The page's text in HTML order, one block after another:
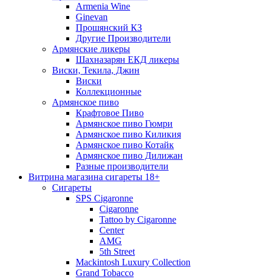
Armenia Wine
Ginevan
Прошянский КЗ
Другие Производители
Армянские ликеры
Шахназарян ЕКД ликеры
Виски, Текила, Джин
Виски
Коллекционные
Армянское пиво
Крафтовое Пиво
Армянское пиво Гюмри
Армянское пиво Киликия
Армянское пиво Котайк
Армянское пиво Дилижан
Разные производители
Витрина магазина сигареты 18+
Cигареты
SPS Cigaronne
Сigaronne
Tattoo by Cigaronne
Center
AMG
5th Street
Mackintosh Luxury Collection
Grand Tobacco